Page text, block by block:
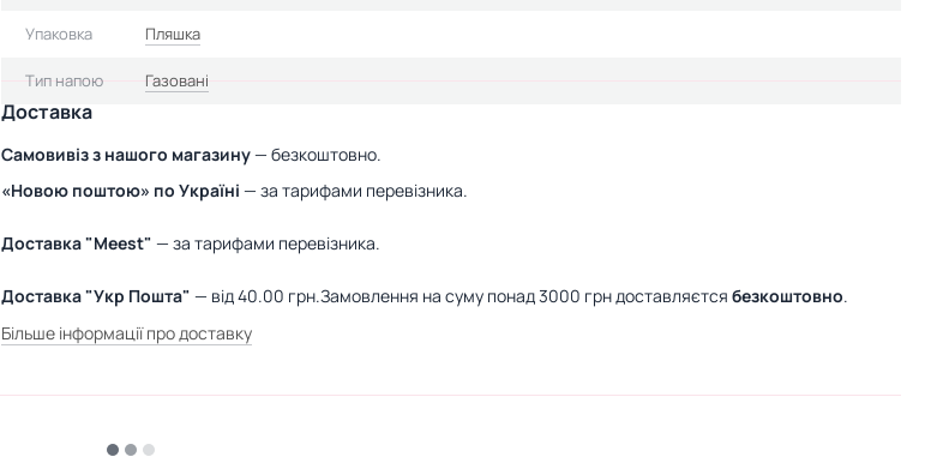
Упаковка Пляшка
Тип напою Газовані
Доставка
Самовивіз з нашого магазину— безкоштовно.
«Новою поштою» по Україні — за тарифами перевізника.
Доставка "Meest" — за тарифами перевізника.
Доставка "Укр Пошта" — від 40.00 грн.Замовлення на суму понад 3000 грн доставляєтся безкоштовно.
Більше інформації про доставку